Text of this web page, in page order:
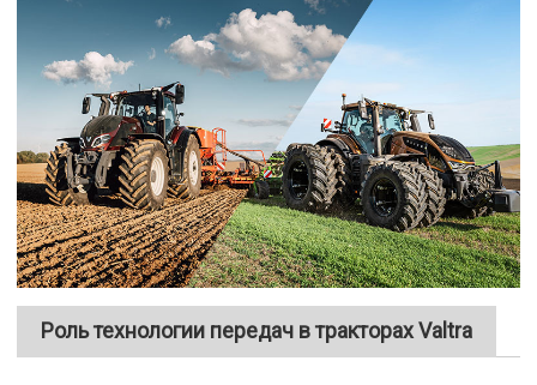
Роль технологии передач в тракторах Valtra